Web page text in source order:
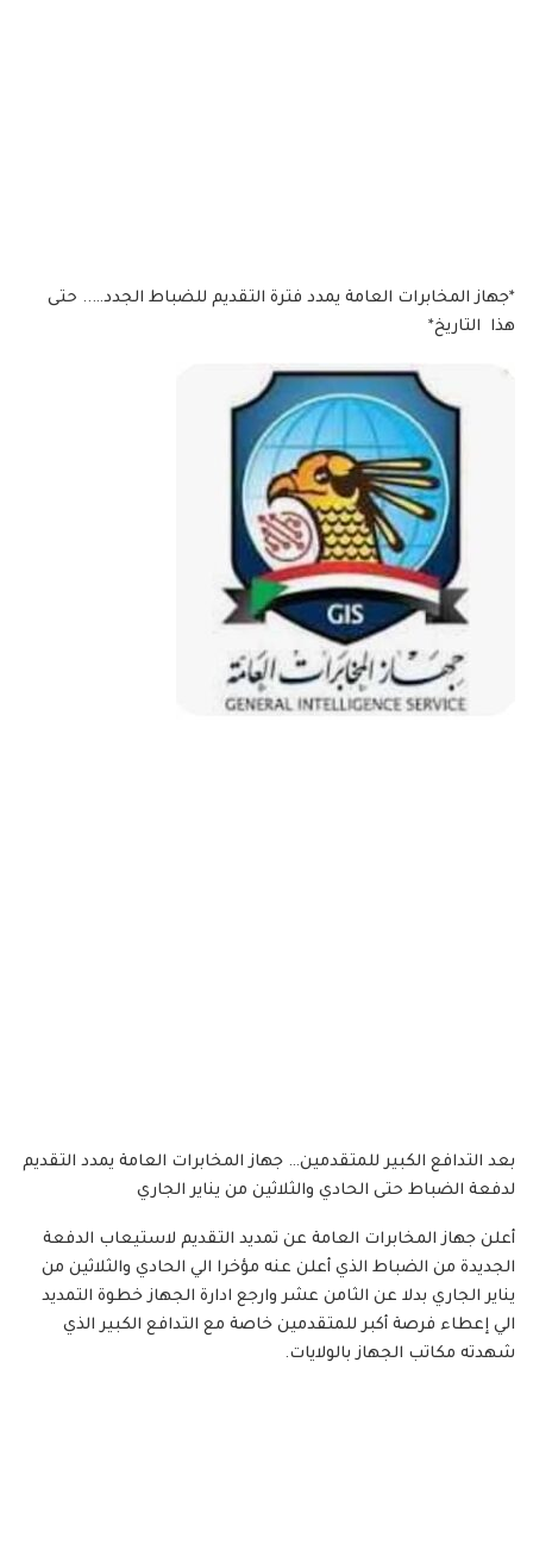
*جهاز المخابرات العامة يمدد فترة التقديم للضباط الجدد….. حتى
هذا التاريخ*
بعد التدافع الكبير للمتقدمين… جهاز المخابرات العامة يمدد التقديم
لدفعة الضباط حتى الحادي والثلاثين من يناير الجاري
أعلن جهاز المخابرات العامة عن تمديد التقديم لاستيعاب الدفعة
الجديدة من الضباط الذي أعلن عنه مؤخرا الي الحادي والثلاثين من
يناير الجاري بدلا عن الثامن عشر وارجع ادارة الجهاز خطوة التمديد
الي إعطاء فرصة أكبر للمتقدمين خاصة مع التدافع الكبير الذي
شهدته مكاتب الجهاز بالولايات.